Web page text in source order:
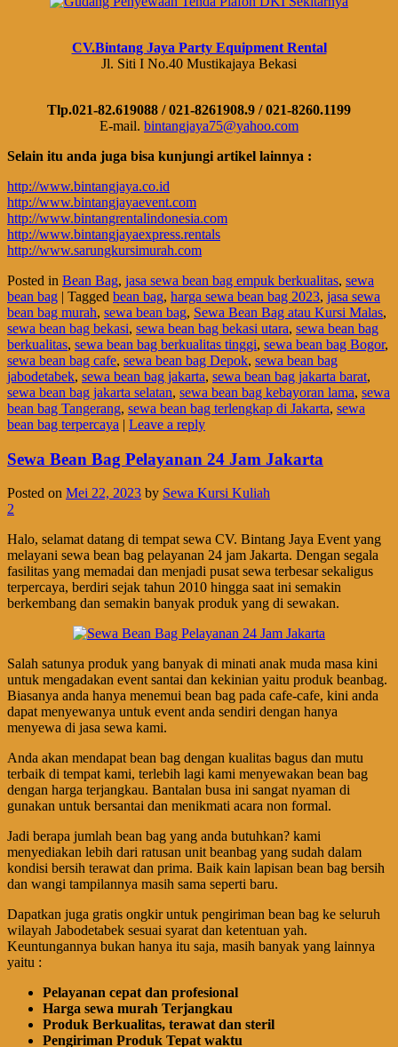
CV.Bintang Jaya Party Equipment Rental
Jl. Siti I No.40 Mustikajaya Bekasi
Tlp.021-82.619088 / 021-8261908.9 / 021-8260.1199
E-mail. bintangjaya75@yahoo.com
Selain itu anda juga bisa kunjungi artikel lainnya :
http://www.bintangjaya.co.id
http://www.bintangjayaevent.com
http://www.bintangrentalindonesia.com
http://www.bintangjayaexpress.rentals
http://www.sarungkursimurah.com
Posted in Bean Bag, jasa sewa bean bag empuk berkualitas, sewa
bean bag | Tagged bean bag, harga sewa bean bag 2023, jasa sewa
bean bag murah, sewa bean bag, Sewa Bean Bag atau Kursi Malas,
sewa bean bag bekasi, sewa bean bag bekasi utara, sewa bean bag
berkualitas, sewa bean bag berkualitas tinggi, sewa bean bag Bogor,
sewa bean bag cafe, sewa bean bag Depok, sewa bean bag
jabodetabek, sewa bean bag jakarta, sewa bean bag jakarta barat,
sewa bean bag jakarta selatan, sewa bean bag kebayoran lama, sewa
bean bag Tangerang, sewa bean bag terlengkap di Jakarta, sewa
bean bag terpercaya | Leave a reply
Sewa Bean Bag Pelayanan 24 Jam Jakarta
Posted on Mei 22, 2023 by Sewa Kursi Kuliah
2
Halo, selamat datang di tempat sewa CV. Bintang Jaya Event yang
melayani sewa bean bag pelayanan 24 jam Jakarta. Dengan segala
fasilitas yang memadai dan menjadi pusat sewa terbesar sekaligus
terpercaya, berdiri sejak tahun 2010 hingga saat ini semakin
berkembang dan semakin banyak produk yang di sewakan.
Salah satunya produk yang banyak di minati anak muda masa kini
untuk mengadakan event santai dan kekinian yaitu produk beanbag.
Biasanya anda hanya menemui bean bag pada cafe-cafe, kini anda
dapat menyewanya untuk event anda sendiri dengan hanya
menyewa di jasa sewa kami.
Anda akan mendapat bean bag dengan kualitas bagus dan mutu
terbaik di tempat kami, terlebih lagi kami menyewakan bean bag
dengan harga terjangkau. Bantalan busa ini sangat nyaman di
gunakan untuk bersantai dan menikmati acara non formal.
Jadi berapa jumlah bean bag yang anda butuhkan? kami
menyediakan lebih dari ratusan unit beanbag yang sudah dalam
kondisi bersih terawat dan prima. Baik kain lapisan bean bag bersih
dan wangi tampilannya masih sama seperti baru.
Dapatkan juga gratis ongkir untuk pengiriman bean bag ke seluruh
wilayah Jabodetabek sesuai syarat dan ketentuan yah.
Keuntungannya bukan hanya itu saja, masih banyak yang lainnya
yaitu :
Pelayanan cepat dan profesional
Harga sewa murah Terjangkau
Produk Berkualitas, terawat dan steril
Pengiriman Produk Tepat waktu